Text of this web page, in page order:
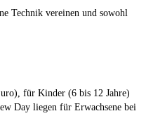
Technik vereinen und sowohl
für Kinder (6 bis 12 Jahre)
Day liegen für Erwachsene bei